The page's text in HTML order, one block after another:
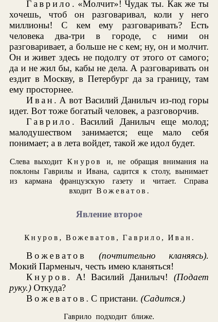
Гаврило . «Молчит»! Чудак ты. Как же ты
хочешь, чтоб он разговаривал, коли у него
миллионы! С кем ему разговаривать? Есть
человека два-три в городе, с ними он
разговаривает, а больше не с кем; ну, он и молчит.
Он и живет здесь не подолгу от этого от самого;
да и не жил бы, кабы не дела. А разговаривать он
ездит в Москву, в Петербург да за границу, там
ему просторнее.
Иван . А вот Василий Данилыч из-под горы
идет. Вот тоже богатый человек, а разговорчив.
Гаврило . Василий Данилыч еще молод;
малодушеством занимается; еще мало себя
понимает; а в лета войдет, такой же идол будет.
Слева выходитКнуров
и, не обращая внимания на
поклоны Гаврилы и Ивана, садится к столу, вынимает
из кармана французскую газету и читает. Справа
входит Вожеватов .
Явление второе
Кнуров , Вожеватов , Гаврило , Иван .
Вожеватов
(почтительно кланяясь).
Мокий Парменыч, честь имею кланяться!
Кнуров. А! Василий Данилыч! (Подает
руку.) Откуда?
Вожеватов . С пристани. (Садится.)
Гаврило подходит ближе.